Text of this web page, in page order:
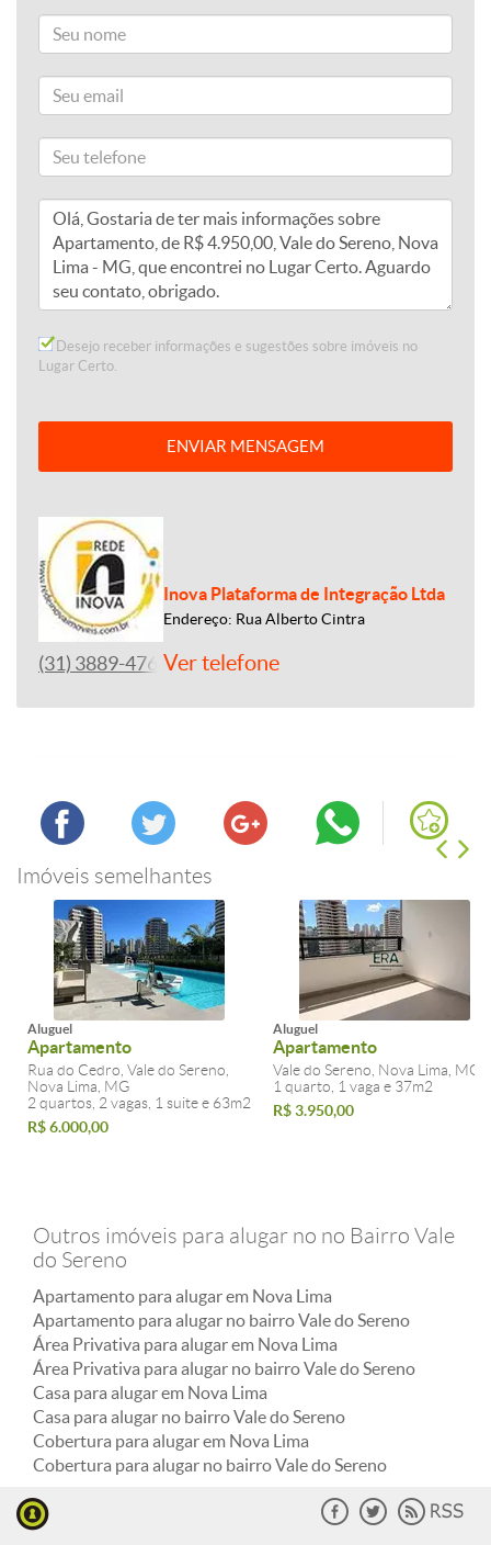
Desejo receber informações e sugestões sobre imóveis no
Lugar Certo.
ENVIAR MENSAGEM
Inova Plataforma de Integração Ltda
Endereço: Rua Alberto Cintra
(31) 3889-4765Ver telefone
Imóveis semelhantes
Aluguel
Apartamento
Rua do Cedro, Vale do Sereno,
Nova Lima, MG
2 quartos, 2 vagas, 1 suite e 63m2
R$ 6.000,00
Aluguel
Apartamento
Vale do Sereno, Nova Lima, MG
1 quarto, 1 vaga e 37m2
R$ 3.950,00
Outros imóveis para alugar no no Bairro Vale
do Sereno
Apartamento para alugar em Nova Lima
Apartamento para alugar no bairro Vale do Sereno
Área Privativa para alugar em Nova Lima
Área Privativa para alugar no bairro Vale do Sereno
Casa para alugar em Nova Lima
Casa para alugar no bairro Vale do Sereno
Cobertura para alugar em Nova Lima
Cobertura para alugar no bairro Vale do Sereno